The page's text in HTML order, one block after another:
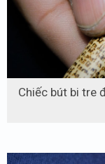
Chiếc bút bi tre